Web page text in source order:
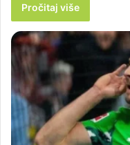
Pročitaj više